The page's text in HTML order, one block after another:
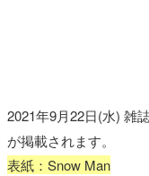
2021年9月22日(水) 雑
が掲載されます。
表紙：Snow Man